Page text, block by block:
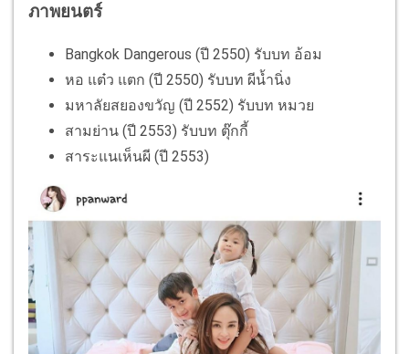
ภาพยนตร์
Bangkok Dangerous (ปี 2550) รับบท อ้อม
หอ แต๋ว แตก (ปี 2550) รับบท ผีน้ำนิ่ง
มหาลัยสยองขวัญ (ปี 2552) รับบท หมวย
สามย่าน (ปี 2553) รับบท ตุ๊กกี้
สาระแนเห็นผี (ปี 2553)